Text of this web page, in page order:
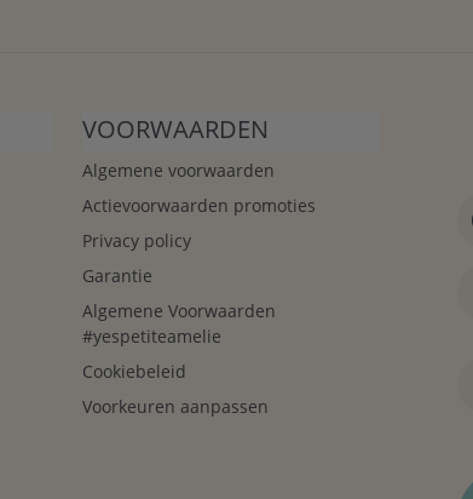
VOORWAARDEN
Algemene voorwaarden
Actievoorwaarden promoties
Privacy policy
Garantie
Algemene Voorwaarden
#yespetiteamelie
Cookiebeleid
Voorkeuren aanpassen